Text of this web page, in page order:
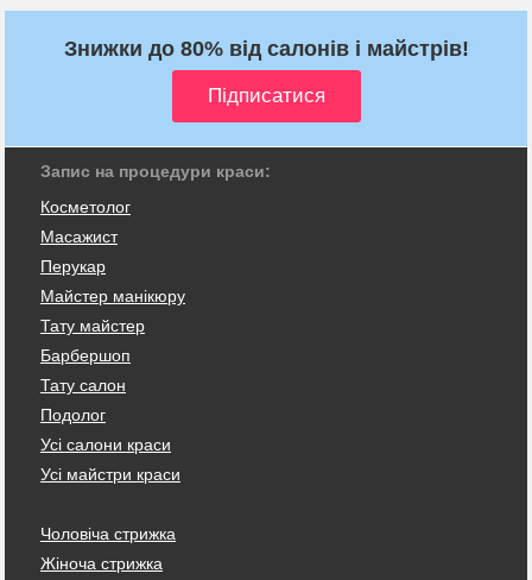
Знижки до 80% від салонів і майстрів!
Запис на процедури краси:
Косметолог
Масажист
Перукар
Майстер манікюру
Тату майстер
Барбершоп
Тату салон
Подолог
Усі салони краси
Усі майстри краси
Чоловіча стрижка
Жіноча стрижка